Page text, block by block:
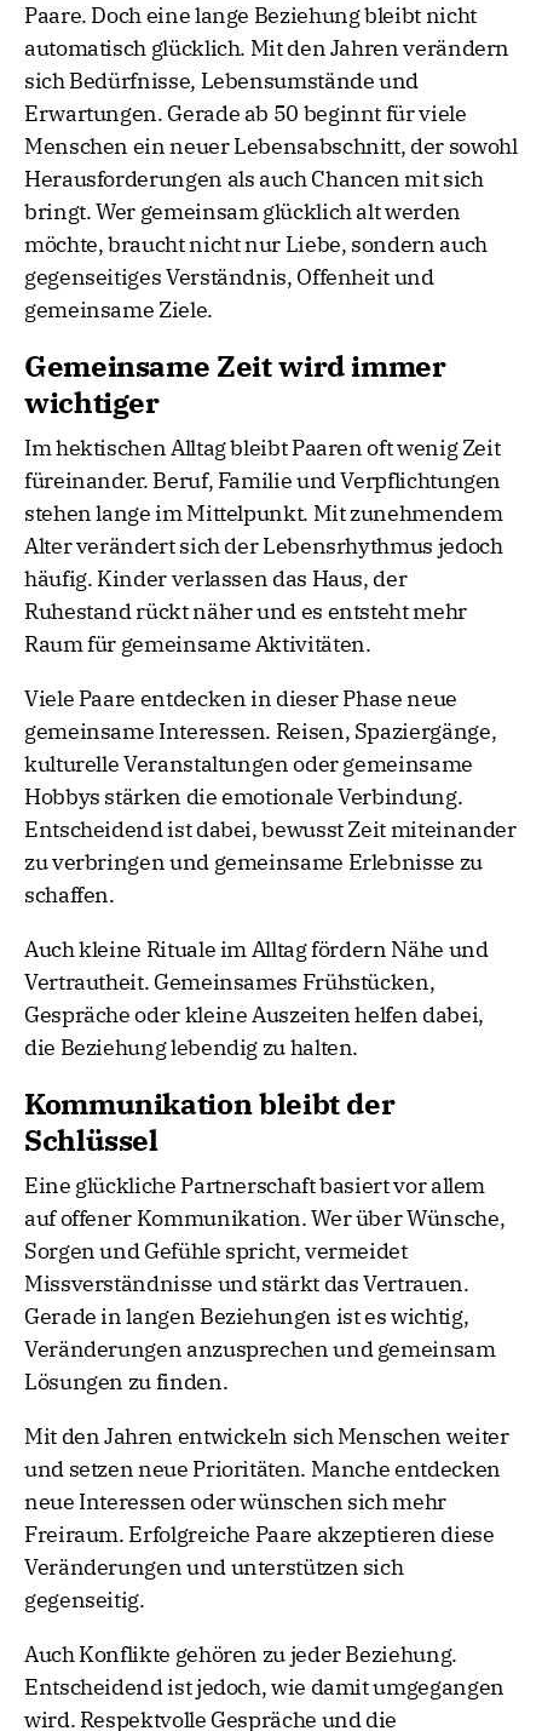
Paare. Doch eine lange Beziehung bleibt nicht
automatisch glücklich. Mit den Jahren verändern
sich Bedürfnisse, Lebensumstände und
Erwartungen. Gerade ab 50 beginnt für viele
Menschen ein neuer Lebensabschnitt, der sowohl
Herausforderungen als auch Chancen mit sich
bringt. Wer gemeinsam glücklich alt werden
möchte, braucht nicht nur Liebe, sondern auch
gegenseitiges Verständnis, Offenheit und
gemeinsame Ziele.
Gemeinsame Zeit wird immer
wichtiger
Im hektischen Alltag bleibt Paaren oft wenig Zeit
füreinander. Beruf, Familie und Verpflichtungen
stehen lange im Mittelpunkt. Mit zunehmendem
Alter verändert sich der Lebensrhythmus jedoch
häufig. Kinder verlassen das Haus, der
Ruhestand rückt näher und es entsteht mehr
Raum für gemeinsame Aktivitäten.
Viele Paare entdecken in dieser Phase neue
gemeinsame Interessen. Reisen, Spaziergänge,
kulturelle Veranstaltungen oder gemeinsame
Hobbys stärken die emotionale Verbindung.
Entscheidend ist dabei, bewusst Zeit miteinander
zu verbringen und gemeinsame Erlebnisse zu
schaffen.
Auch kleine Rituale im Alltag fördern Nähe und
Vertrautheit. Gemeinsames Frühstücken,
Gespräche oder kleine Auszeiten helfen dabei,
die Beziehung lebendig zu halten.
Kommunikation bleibt der
Schlüssel
Eine glückliche Partnerschaft basiert vor allem
auf offener Kommunikation. Wer über Wünsche,
Sorgen und Gefühle spricht, vermeidet
Missverständnisse und stärkt das Vertrauen.
Gerade in langen Beziehungen ist es wichtig,
Veränderungen anzusprechen und gemeinsam
Lösungen zu finden.
Mit den Jahren entwickeln sich Menschen weiter
und setzen neue Prioritäten. Manche entdecken
neue Interessen oder wünschen sich mehr
Freiraum. Erfolgreiche Paare akzeptieren diese
Veränderungen und unterstützen sich
gegenseitig.
Auch Konflikte gehören zu jeder Beziehung.
Entscheidend ist jedoch, wie damit umgegangen
wird. Respektvolle Gespräche und die